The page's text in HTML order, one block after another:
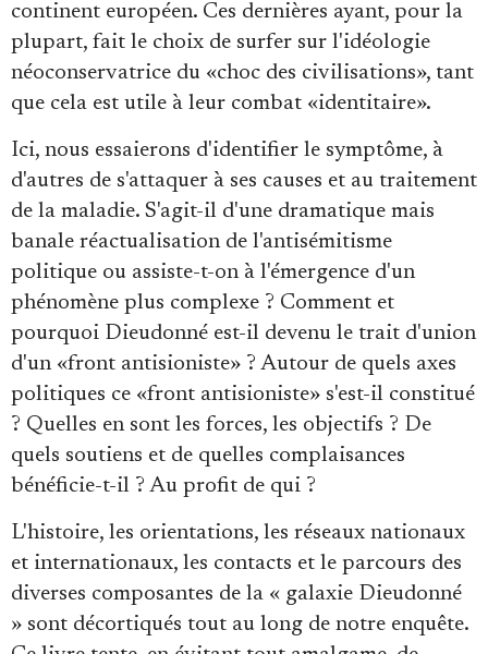
continent européen. Ces dernières ayant, pour la
plupart, fait le choix de surfer sur l'idéologie
néoconservatrice du «choc des civilisations», tant
que cela est utile à leur combat «identitaire».
Ici, nous essaierons d'identifier le symptôme, à
d'autres de s'attaquer à ses causes et au traitement
de la maladie. S'agit-il d'une dramatique mais
banale réactualisation de l'antisémitisme
politique ou assiste-t-on à l'émergence d'un
phénomène plus complexe ? Comment et
pourquoi Dieudonné est-il devenu le trait d'union
d'un «front antisioniste» ? Autour de quels axes
politiques ce «front antisioniste» s'est-il constitué
? Quelles en sont les forces, les objectifs ? De
quels soutiens et de quelles complaisances
bénéficie-t-il ? Au profit de qui ?
L'histoire, les orientations, les réseaux nationaux
et internationaux, les contacts et le parcours des
diverses composantes de la « galaxie Dieudonné
» sont décortiqués tout au long de notre enquête.